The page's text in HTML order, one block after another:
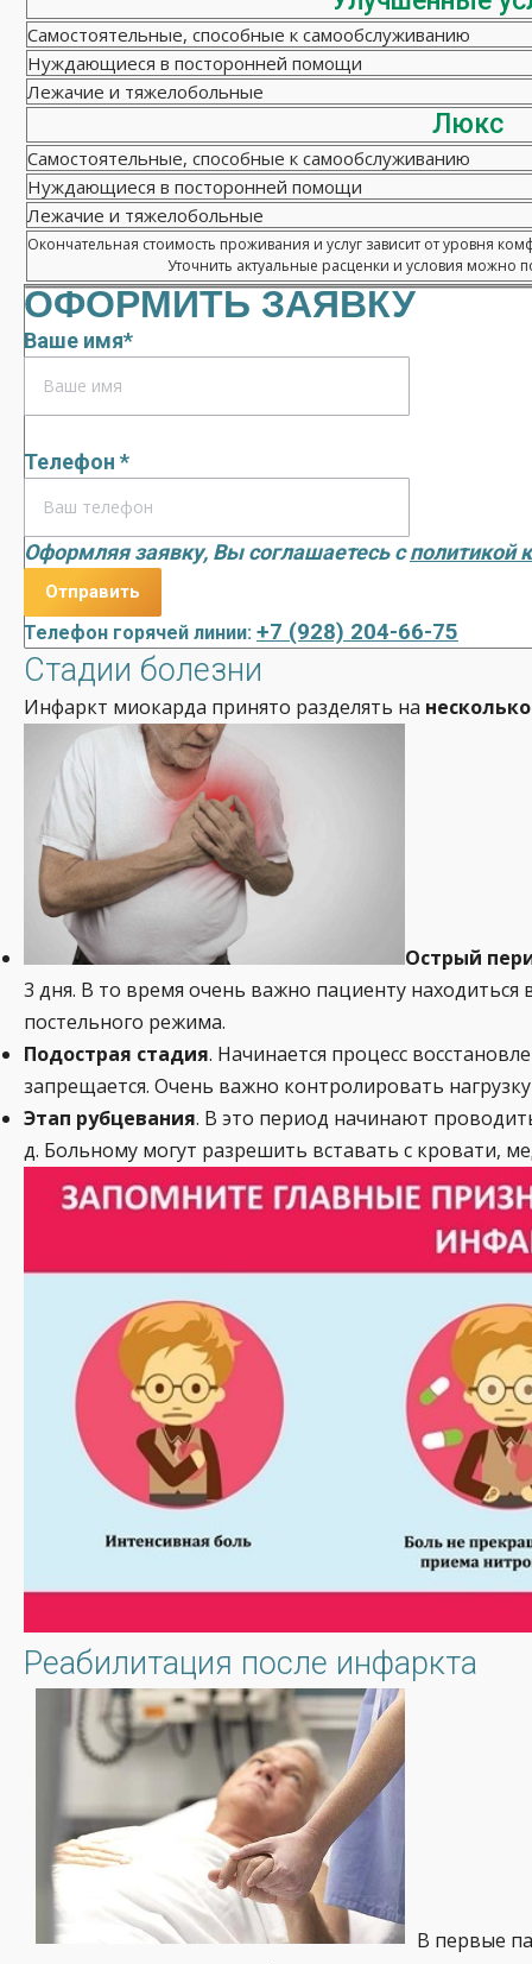
Самостоятельные, способные к самообслуживанию
Нуждающиеся в посторонней помощи
Лежачие и тяжелобольные
Люкс
Самостоятельные, способные к самообслуживанию
Нуждающиеся в посторонней помощи
Лежачие и тяжелобольные
Окончательная стоимость проживания и услуг зависит от уровня
Уточнить актуальные расценки и условия можно
ОФОРМИТЬ ЗАЯВКУ
Ваше имя*
Телефон *
Оформляя заявку, Вы соглашаетесь сполитикой
Телефон горячей линии: +7 (928) 204-66-75
Стадии болезни
Инфаркт миокарда принято разделять на
Острый
3 дня. В то время очень важно пациенту
постельного режима.
Подострая стадия. Начинается процесс
запрещается. Очень важно контролировать
Этап рубцевания. В это период начинают
д. Больному могут разрешить вставать с кровати,
Реабилитация после инфаркта
В первые